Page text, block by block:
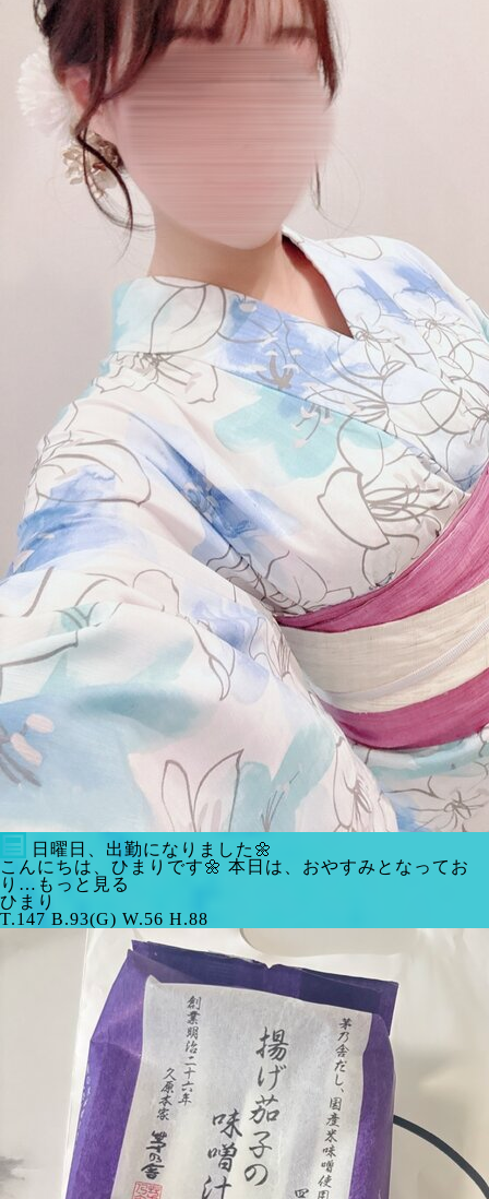
日曜日、出勤になりました🌼
こんにちは、ひまりです🌼 本日は、おやすみとなってお
り…もっと見る
ひまり
T.147 B.93(G) W.56 H.88